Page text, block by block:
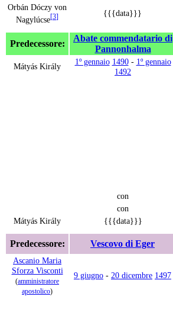
Orbán Dóczy von
Nagylúcse[3] {{{data}}}
Predecessore:
Abate commendatario di
Pannonhalma
Mátyás Király 1º gennaio 1490- 1º gennaio
1492
con
con
Mátyás Király
{{{data}}}
Predecessore: Vescovo di Eger
Ascanio Maria
Sforza Visconti
(amministratore
apostolico)
9 giugno - 20 dicembre 1497